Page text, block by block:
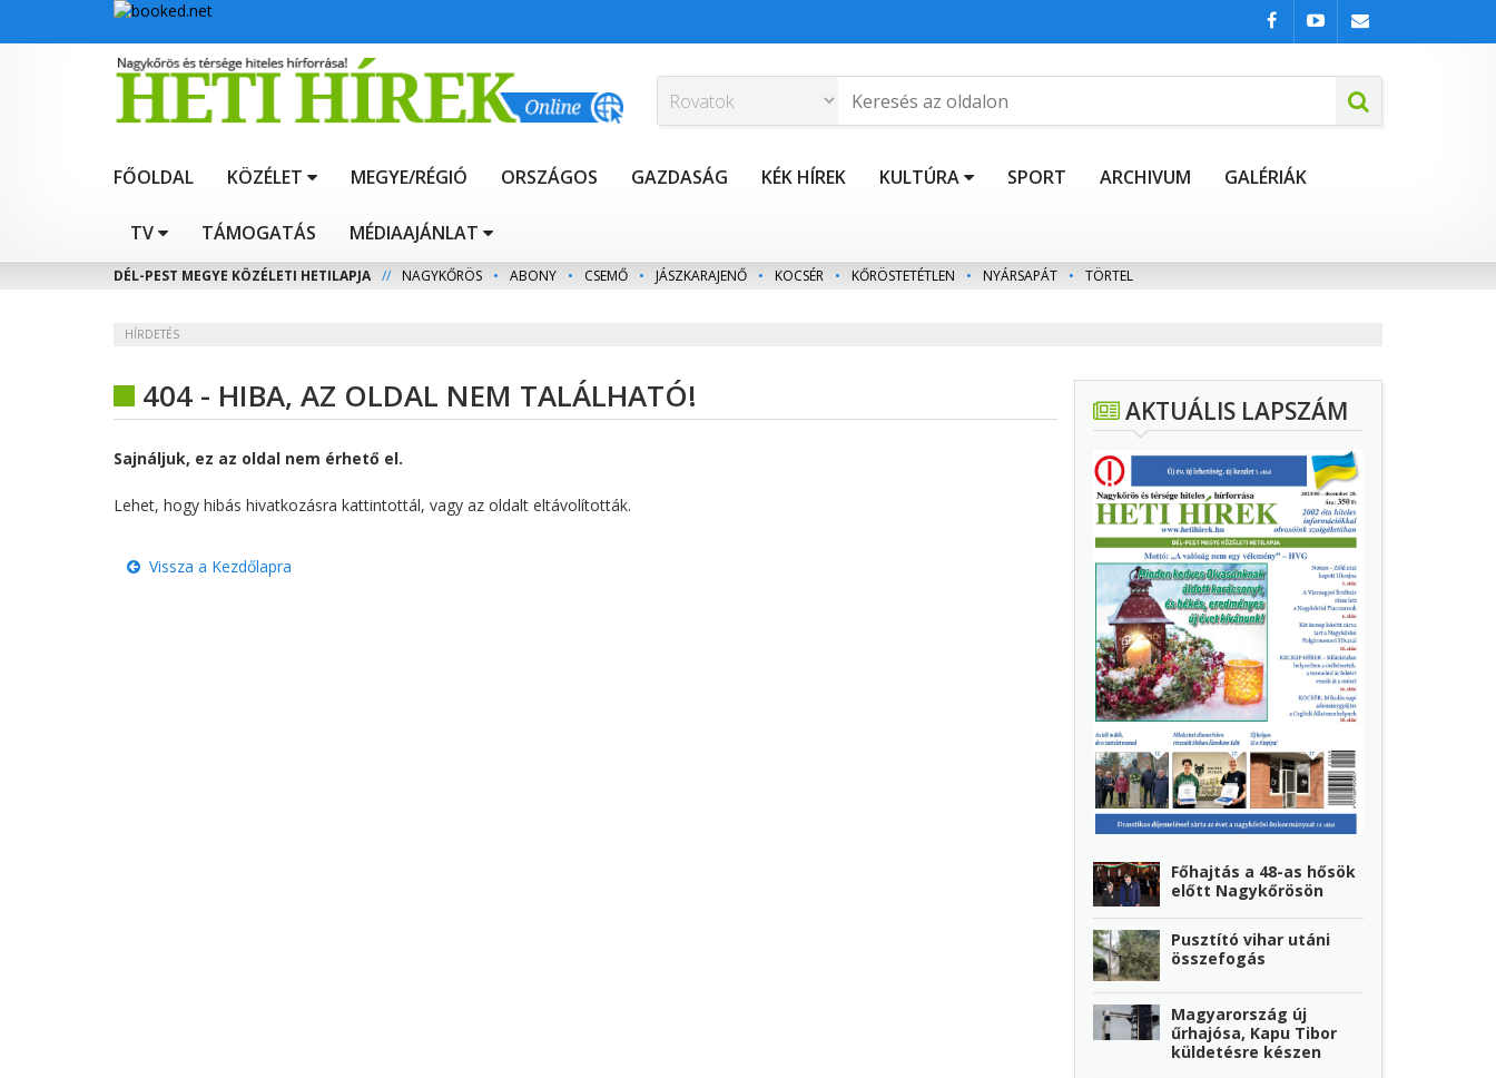
FŐOLDAL KÖZÉLET MEGYE/RÉGIÓ ORSZÁGOS GAZDASÁG KÉK HÍREK KULTÚRA SPORT ARCHIVUM GALÉRIÁK
TV TÁMOGATÁS MÉDIAAJÁNLAT
DÉL-PEST MEGYE KÖZÉLETI HETILAPJA // NAGYKŐRÖS • ABONY • CSEMŐ • JÁSZKARAJENŐ • KOCSÉR • KŐRÖSTETÉTLEN • NYÁRSAPÁT • TÖRTEL
HÍRDETÉS
404 - HIBA, AZ OLDAL NEM TALÁLHATÓ!
Sajnáljuk, ez az oldal nem érhető el.
Lehet, hogy hibás hivatkozásra kattintottál, vagy az oldalt eltávolították.
Vissza a Kezdőlapra
AKTUÁLIS LAPSZÁM
Főhajtás a 48-as hősök
előtt Nagykőrösön
Pusztító vihar utáni
összefogás
Magyarország új
űrhajósa, Kapu Tibor
küldetésre készen